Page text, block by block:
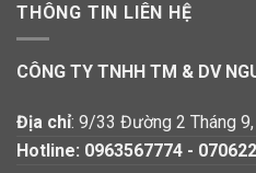
THÔNG TIN LIÊN HỆ
CÔNG TY TNHH TM & DV
Địa chỉ: 9/33 Đường 2 Tháng
Hotline: 0963567774 -